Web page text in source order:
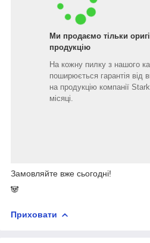
Ми продаємо тільки
продукцію
На кожну пилку з нашого
поширюється гарантія від
на продукцію компанії
місяці.
Замовляйте вже сьогодні!
🐼
Приховати